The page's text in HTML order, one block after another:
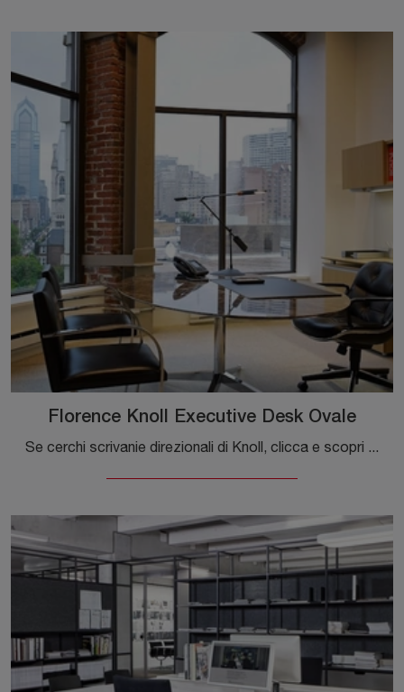
Florence Knoll Executive Desk Ovale
Se cerchi scrivanie direzionali di Knoll, clicca e scopri di più sul modello Florence Knoll Executive Desk Ovale in vetro per gli spazi di lavoro!